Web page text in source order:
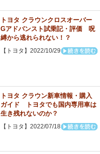
トヨタ クラウンクロスオーバー
Gアドバンスト試乗記・評価 呪
縛から逃れられない！？
【トヨタ】2022/10/29
トヨタ クラウン新車情報・購入
ガイド トヨタでも国内専用車は
生き残れないのか？
【トヨタ】2022/07/18